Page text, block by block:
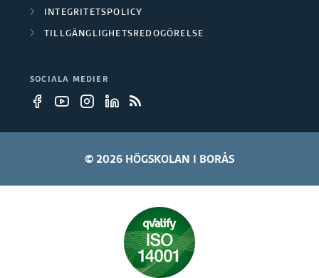
INTEGRITETSPOLICY
TILLGÄNGLIGHETSREDOGÖRELSE
SOCIALA MEDIER
© 2026 HÖGSKOLAN I BORÅS